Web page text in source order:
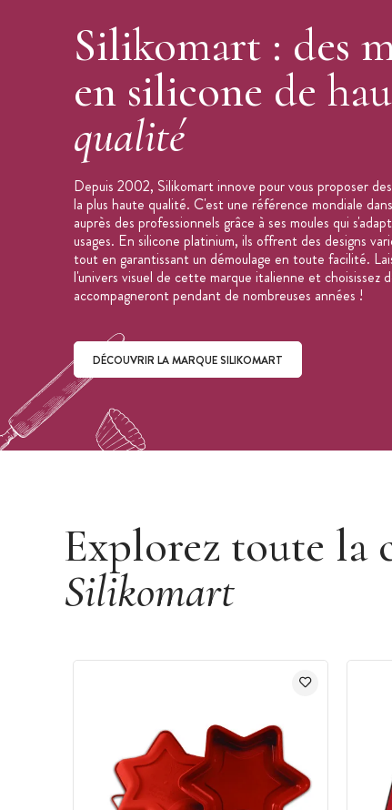
Silikomart : des
en silicone de
qualité
Depuis 2002, Silikomart innove pour vous proposer
la plus haute qualité. C'est une référence mondiale
auprès des professionnels grâce à ses moules qui
usages. En silicone platinium, ils offrent des designs
tout en garantissant un démoulage en toute facilité.
l'univers visuel de cette marque italienne et choisissez
accompagneront pendant de nombreuses années !
DÉCOUVRIR LA MARQUE SILIKOMART
Explorez toute la
Silikomart